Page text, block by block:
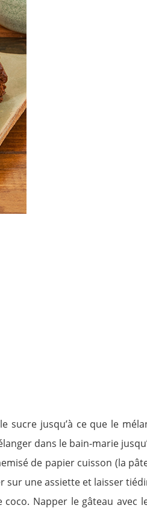
sucre jusqu’à ce que le
dans le bain-marie
de papier cuisson (la
sur une assiette et laisser
Napper le gâteau avec